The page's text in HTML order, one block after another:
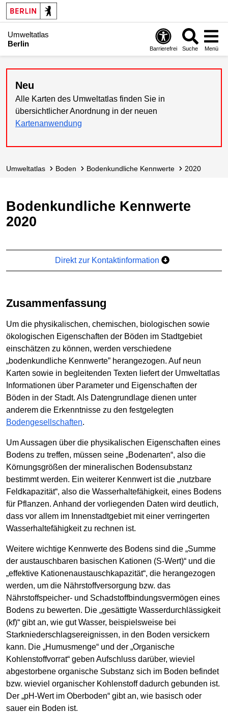
Umweltatlas
Berlin
Barrierefrei Suche Menü
Neu
Alle Karten des Umweltatlas finden Sie in
übersichtlicher Anordnung in der neuen
Kartenanwendung
Umweltatlas Boden Bodenkundliche Kennwerte 2020
Bodenkundliche Kennwerte
2020
Direkt zur Kontaktinformation
Zusammenfassung
Um die physikalischen, chemischen, biologischen sowie
ökologischen Eigenschaften der Böden im Stadtgebiet
einschätzen zu können, werden verschiedene
„bodenkundliche Kennwerte” herangezogen. Auf neun
Karten sowie in begleitenden Texten liefert der Umweltatlas
Informationen über Parameter und Eigenschaften der
Böden in der Stadt. Als Datengrundlage dienen unter
anderem die Erkenntnisse zu den festgelegten
Bodengesellschaften.
Um Aussagen über die physikalischen Eigenschaften eines
Bodens zu treffen, müssen seine „Bodenarten“, also die
Körnungsgrößen der mineralischen Bodensubstanz
bestimmt werden. Ein weiterer Kennwert ist die „nutzbare
Feldkapazität“, also die Wasserhaltefähigkeit, eines Bodens
für Pflanzen. Anhand der vorliegenden Daten wird deutlich,
dass vor allem im Innenstadtgebiet mit einer verringerten
Wasserhaltefähigkeit zu rechnen ist.
Weitere wichtige Kennwerte des Bodens sind die „Summe
der austauschbaren basischen Kationen (S-Wert)“ und die
„effektive Kationenaustauschkapazität“, die herangezogen
werden, um die Nährstoffversorgung bzw. das
Nährstoffspeicher- und Schadstoffbindungsvermögen eines
Bodens zu bewerten. Die „gesättigte Wasserdurchlässigkeit
(kf)“ gibt an, wie gut Wasser, beispielsweise bei
Starkniederschlagsereignissen, in den Boden versickern
kann. Die „Humusmenge“ und der „Organische
Kohlenstoffvorrat“ geben Aufschluss darüber, wieviel
abgestorbene organische Substanz sich im Boden befindet
bzw. wieviel organischer Kohlenstoff dadurch gebunden ist.
Der „pH-Wert im Oberboden“ gibt an, wie basisch oder
sauer ein Boden ist.